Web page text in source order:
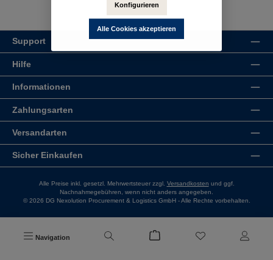
Navigation
Support
Hilfe
Informationen
Zahlungsarten
Versandarten
Sicher Einkaufen
Alle Preise inkl. gesetzl. Mehrwertsteuer zzgl. Versandkosten und ggf.
Nachnahmegebühren, wenn nicht anders angegeben.
© 2026 DG Nexolution Procurement & Logistics GmbH - Alle Rechte vorbehalten.
Konfigurieren
Alle Cookies akzeptieren